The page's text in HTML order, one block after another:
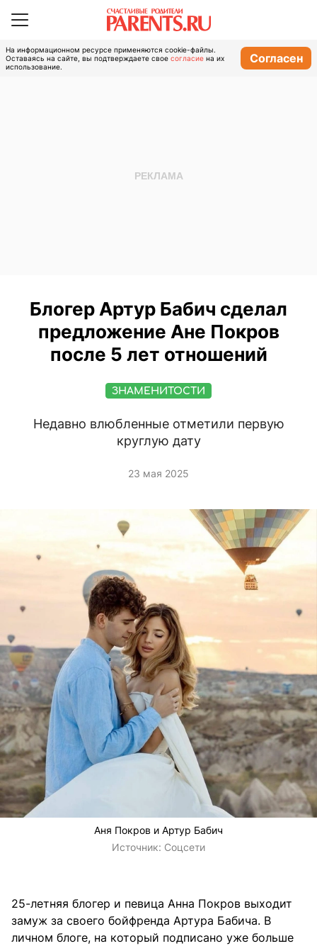
На информационном ресурсе применяются cookie-файлы.
Оставаясь на сайте, вы подтверждаете свое согласие на их
использование.
Согласен
Блогер Артур Бабич сделал
предложение Ане Покров
после 5 лет отношений
ЗНАМЕНИТОСТИ
Недавно влюбленные отметили первую
круглую дату
23 мая 2025
Аня Покров и Артур Бабич
Источник: Соцсети
25-летняя блогер и певица Анна Покров выходит
замуж за своего бойфренда Артура Бабича. В
личном блоге, на который подписано уже больше